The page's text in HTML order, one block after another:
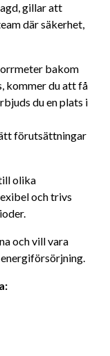
gillar att
där säkerhet,
bakom
kommer du att få
du en plats i
förutsättningar
olika
och trivs
och vill vara